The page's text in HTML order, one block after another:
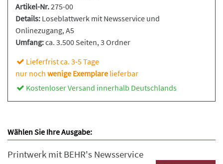
Artikel-Nr.275-00
Details: Loseblattwerk mit Newsservice und
Onlinezugang, A5
Umfang:ca. 3.500 Seiten, 3 Ordner
Lieferfrist ca. 3-5 Tage
nur noch wenige Exemplare lieferbar
Kostenloser Versand innerhalb Deutschlands
Wählen Sie Ihre Ausgabe:
Printwerk mit BEHR's Newsservice